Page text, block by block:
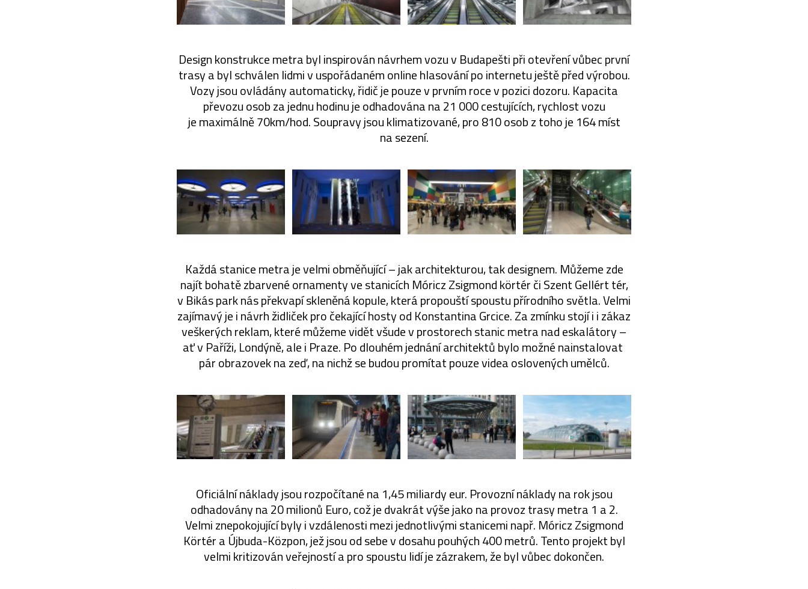
Design konstrukce metra byl inspirován návrhem vozu v Budapešti při otevření vůbec první
trasy a byl schválen lidmi v uspořádaném online hlasování po internetu ještě před výrobou.
Vozy jsou ovládány automaticky, řidič je pouze v prvním roce v pozici dozoru. Kapacita
převozu osob za jednu hodinu je odhadována na 21 000 cestujících, rychlost vozu
je maximálně 70km/hod. Soupravy jsou klimatizované, pro 810 osob z toho je 164 míst
na sezení.
Každá stanice metra je velmi obměňující – jak architekturou, tak designem. Můžeme zde
najít bohatě zbarvené ornamenty ve stanicích Móricz Zsigmond körtér či Szent Gellért tér,
v Bikás park nás překvapí skleněná kopule, která propouští spoustu přírodního světla. Velmi
zajímavý je i návrh židliček pro čekající hosty od Konstantina Grcice. Za zmínku stojí i i zákaz
veškerých reklam, které můžeme vidět všude v prostorech stanic metra nad eskalátory –
ať v Paříži, Londýně, ale i Praze. Po dlouhém jednání architektů bylo možné nainstalovat
pár obrazovek na zeď, na nichž se budou promítat pouze videa oslovených umělců.
Oficiální náklady jsou rozpočítané na 1,45 miliardy eur. Provozní náklady na rok jsou
odhadovány na 20 milionů Euro, což je dvakrát výše jako na provoz trasy metra 1 a 2.
Velmi znepokojující byly i vzdálenosti mezi jednotlivými stanicemi např. Móricz Zsigmond
Körtér a Újbuda-Közpon, jež jsou od sebe v dosahu pouhých 400 metrů. Tento projekt byl
velmi kritizován veřejností a pro spoustu lidí je zázrakem, že byl vůbec dokončen.